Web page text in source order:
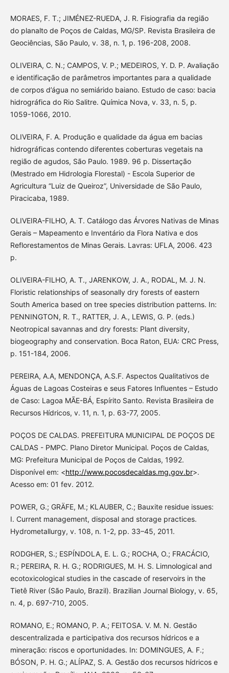
MORAES, F. T.; JIMÉNEZ-RUEDA, J. R. Fisiografia da região
do planalto de Poços de Caldas, MG/SP. Revista Brasileira de
Geociências, São Paulo, v. 38, n. 1, p. 196-208, 2008.
OLIVEIRA, C. N.; CAMPOS, V. P.; MEDEIROS, Y. D. P. Avaliação
e identificação de parâmetros importantes para a qualidade
de corpos d’água no semiárido baiano. Estudo de caso: bacia
hidrográfica do Rio Salitre. Química Nova, v. 33, n. 5, p.
1059-1066, 2010.
OLIVEIRA, F. A. Produção e qualidade da água em bacias
hidrográficas contendo diferentes coberturas vegetais na
região de agudos, São Paulo. 1989. 96 p. Dissertação
(Mestrado em Hidrologia Florestal) - Escola Superior de
Agricultura “Luiz de Queiroz”, Universidade de São Paulo,
Piracicaba, 1989.
OLIVEIRA-FILHO, A. T. Catálogo das Árvores Nativas de Minas
Gerais – Mapeamento e Inventário da Flora Nativa e dos
Reflorestamentos de Minas Gerais. Lavras: UFLA, 2006. 423
p.
OLIVEIRA-FILHO, A. T., JARENKOW, J. A., RODAL, M. J. N.
Floristic relationships of seasonally dry forests of eastern
South America based on tree species distribution patterns. In:
PENNINGTON, R. T., RATTER, J. A., LEWIS, G. P. (eds.)
Neotropical savannas and dry forests: Plant diversity,
biogeography and conservation. Boca Raton, EUA: CRC Press,
p. 151-184, 2006.
PEREIRA, A.A, MENDONÇA, A.S.F. Aspectos Qualitativos de
Águas de Lagoas Costeiras e seus Fatores Influentes – Estudo
de Caso: Lagoa MÃE-BÁ, Espírito Santo. Revista Brasileira de
Recursos Hídricos, v. 11, n. 1, p. 63-77, 2005.
POÇOS DE CALDAS. PREFEITURA MUNICIPAL DE POÇOS DE
CALDAS - PMPC. Plano Diretor Municipal. Poços de Caldas,
MG: Prefeitura Municipal de Poços de Caldas, 1992.
Disponível em: <http://www.pocosdecaldas.mg.gov.br>.
Acesso em: 01 fev. 2012.
POWER, G.; GRÄFE, M.; KLAUBER, C.; Bauxite residue issues:
I. Current management, disposal and storage practices.
Hydrometallurgy, v. 108, n. 1-2, pp. 33–45, 2011.
RODGHER, S.; ESPÍNDOLA, E. L. G.; ROCHA, O.; FRACÁCIO,
R.; PEREIRA, R. H. G.; RODRIGUES, M. H. S. Limnological and
ecotoxicological studies in the cascade of reservoirs in the
Tietê River (São Paulo, Brazil). Brazilian Journal Biology, v. 65,
n. 4, p. 697-710, 2005.
ROMANO, E.; ROMANO, P. A.; FEITOSA. V. M. N. Gestão
descentralizada e participativa dos recursos hídricos e a
mineração: riscos e oportunidades. In: DOMINGUES, A. F.;
BÓSON, P. H. G.; ALÍPAZ, S. A. Gestão dos recursos hídricos e